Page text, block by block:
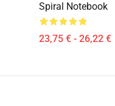
Spiral Notebook
23,75 € - 26,22 €